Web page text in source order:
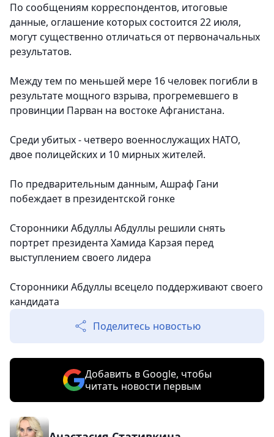
По сообщениям корреспондентов, итоговые
данные, оглашение которых состоится 22 июля,
могут существенно отличаться от первоначальных
результатов.
Между тем по меньшей мере 16 человек погибли в
результате мощного взрыва, прогремевшего в
провинции Парван на востоке Афганистана.
Среди убитых - четверо военнослужащих НАТО,
двое полицейских и 10 мирных жителей.
По предварительным данным, Ашраф Гани
побеждает в президентской гонке
Сторонники Абдуллы Абдуллы решили снять
портрет президента Хамида Карзая перед
выступлением своего лидера
Сторонники Абдуллы всецело поддерживают своего
кандидата
Поделитесь новостью
Добавить в Google, чтобы
читать новости первым